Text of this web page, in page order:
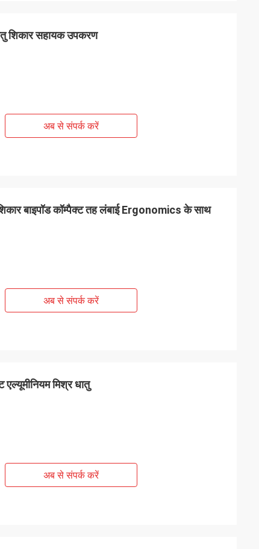
शिकार सहायक उपकरण
अब से संपर्क करें
बाइपॉड कॉम्पैक्ट तह लंबाई Ergonomics के साथ
अब से संपर्क करें
एल्यूमीनियम मिश्र धातु
अब से संपर्क करें